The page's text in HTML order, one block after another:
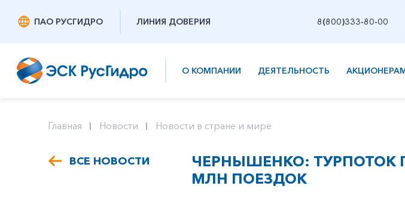
ПАО РУСГИДРО ЛИНИЯ ДОВЕРИЯ 8(800)333-80-00
О КОМПАНИИ ДЕЯТЕЛЬНОСТЬ
Главная Новости Новости в стране и мире
ВСЕ НОВОСТИ
ЧЕРНЫШЕНКО: ТУРПОТОК
МЛН ПОЕЗДОК